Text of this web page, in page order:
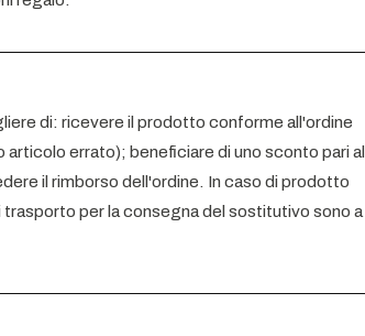
di: ricevere il prodotto conforme all'ordine
errato); beneficiare di uno sconto pari al
il rimborso dell'ordine. In caso di prodotto
per la consegna del sostitutivo sono a